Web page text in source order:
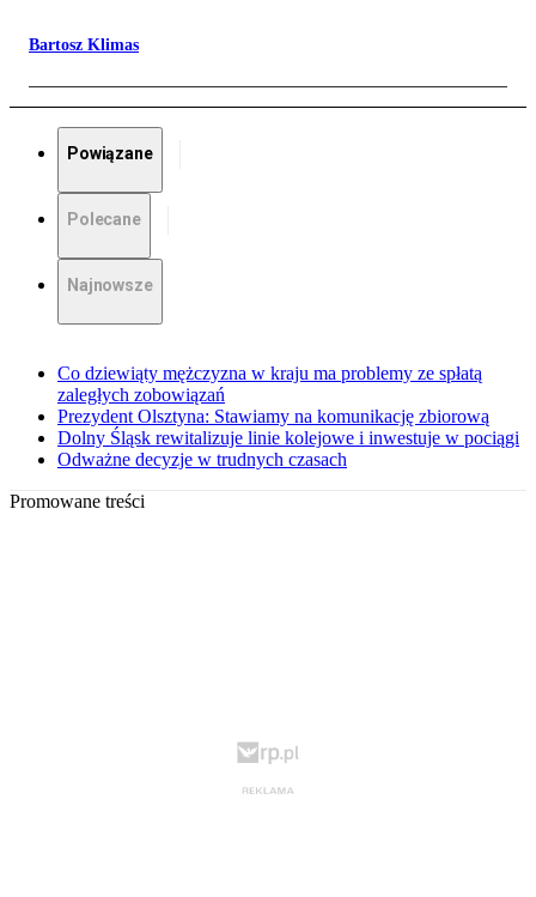
Bartosz Klimas
Powiązane
Polecane
Najnowsze
Co dziewiąty mężczyzna w kraju ma problemy ze spłatą
zaległych zobowiązań
Prezydent Olsztyna: Stawiamy na komunikację zbiorową
Dolny Śląsk rewitalizuje linie kolejowe i inwestuje w pociągi
Odważne decyzje w trudnych czasach
Promowane treści